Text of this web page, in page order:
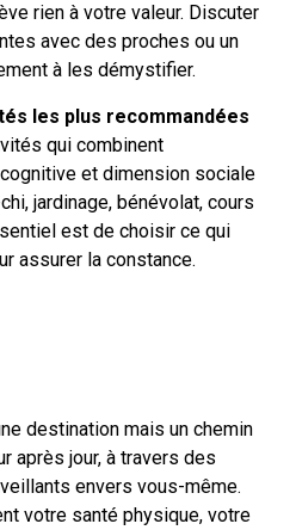
rien à votre valeur. Discuter
avec des proches ou un
à les démystifier.
les plus recommandées
qui combinent
et dimension sociale
jardinage, bénévolat, cours
est de choisir ce qui
assurer la constance.
destination mais un chemin
après jour, à travers des
envers vous-même.
votre santé physique, votre